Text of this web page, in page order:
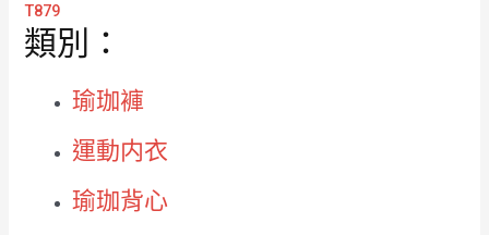
T879
類別：
瑜珈褲
運動内衣
瑜珈背心